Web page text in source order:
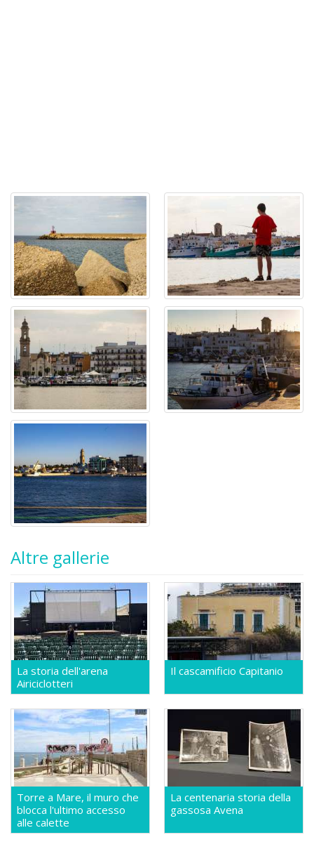
Altre gallerie
La storia dell'arena
Airiciclotteri
Il cascamificio Capitanio
Torre a Mare, il muro che
blocca l'ultimo accesso
alle calette
La centenaria storia della
gassosa Avena